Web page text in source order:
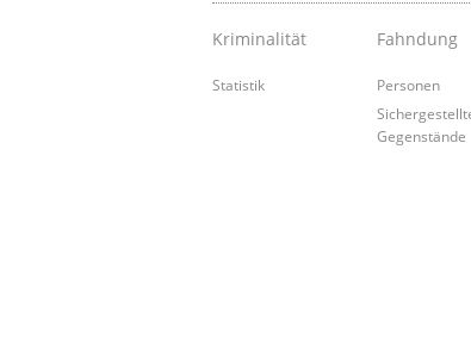
Kriminalität
Statistik
Fahndung
Personen
Gegenstände